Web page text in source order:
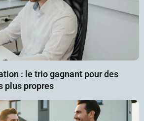
: le trio gagnant pour des
plus propres